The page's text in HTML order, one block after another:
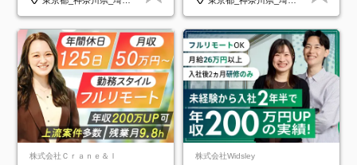
年）
株式会社Ｃｒａｎｅ＆Ｉ 株式会社Widsley